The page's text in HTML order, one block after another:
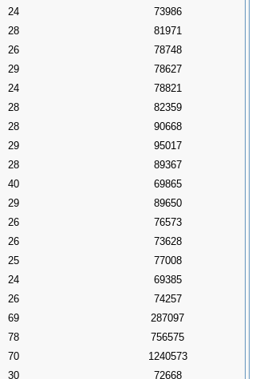
24
73986
28
81971
26
78748
29
78627
24
78821
28
82359
28
90668
29
95017
28
89367
40
69865
29
89650
26
76573
26
73628
25
77008
24
69385
26
74257
69
287097
78
756575
70
1240573
30
72668